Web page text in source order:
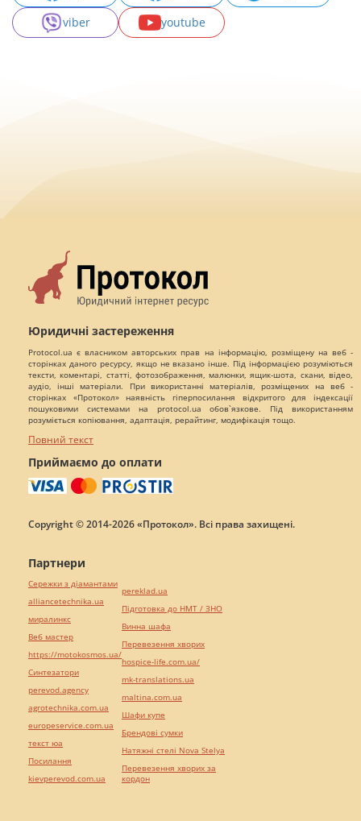
viber
youtube
Юридичні застереження
Protocol.ua є власником авторських прав на інформацію, розміщену на веб -
сторінках даного ресурсу, якщо не вказано інше. Під інформацією розуміються
тексти, коментарі, статті, фотозображення, малюнки, ящик-шота, скани, відео,
аудіо, інші матеріали. При використанні матеріалів, розміщених на веб -
сторінках «Протокол» наявність гіперпосилання відкритого для індексації
пошуковими системами на protocol.ua обов`язкове. Під використанням
розуміється копіювання, адаптація, рерайтинг, модифікація тощо.
Повний текст
Приймаємо до оплати
Copyright © 2014-2026 «Протокол». Всі права захищені.
Партнери
Сережки з діамантами
alliancetechnika.ua
миралинкс
Веб мастер
https://motokosmos.ua/
Синтезатори
perevod.agency
agrotechnika.com.ua
europeservice.com.ua
текст юа
Посилання
kievperevod.com.ua
pereklad.ua
Підготовка до НМТ / ЗНО
Винна шафа
Перевезення хворих
hospice-life.com.ua/
mk-translations.ua
maltina.com.ua
Шафи купе
Брендові сумки
Натяжні стелі Nova Stelya
Перевезення хворих за
кордон